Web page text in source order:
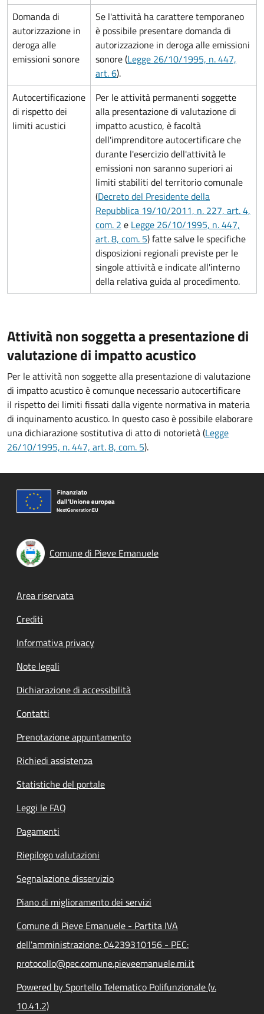
Domanda di
autorizzazione in
deroga alle
emissioni sonore
Se l'attività ha carattere temporaneo
è possibile presentare domanda di
autorizzazione in deroga alle emissioni
sonore (Legge 26/10/1995, n. 447,
art. 6).
Autocertificazione
di rispetto dei
limiti acustici
Per le attività permanenti soggette
alla presentazione di valutazione di
impatto acustico, è facoltà
dell'imprenditore autocertificare che
durante l'esercizio dell'attività le
emissioni non saranno superiori ai
limiti stabiliti del territorio comunale
(Decreto del Presidente della
Repubblica 19/10/2011, n. 227, art. 4,
com. 2 e Legge 26/10/1995, n. 447,
art. 8, com. 5) fatte salve le specifiche
disposizioni regionali previste per le
singole attività e indicate all'interno
della relativa guida al procedimento.
Attività non soggetta a presentazione di
valutazione di impatto acustico
Per le attività non soggette alla presentazione di valutazione
di impatto acustico è comunque necessario autocertificare
il rispetto dei limiti fissati dalla vigente normativa in materia
di inquinamento acustico. In questo caso è possibile elaborare
una dichiarazione sostitutiva di atto di notorietà (Legge
26/10/1995, n. 447, art. 8, com. 5).
Comune di Pieve Emanuele
Footer menu
Area riservata
Crediti
Informativa privacy
Note legali
Dichiarazione di accessibilità
Contatti
Prenotazione appuntamento
Richiedi assistenza
Statistiche del portale
Leggi le FAQ
Pagamenti
Riepilogo valutazioni
Segnalazione disservizio
Piano di miglioramento dei servizi
Comune di Pieve Emanuele - Partita IVA
dell'amministrazione: 04239310156 - PEC:
protocollo@pec.comune.pieveemanuele.mi.it
Powered by Sportello Telematico Polifunzionale (v.
10.41.2)